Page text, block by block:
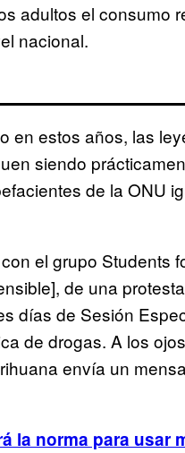
adultos el consumo
nacional.
en estos años, las
siendo
de la ONU
el grupo Students
de una
días de Sesión
de drogas. A los
envía un
la norma para usar